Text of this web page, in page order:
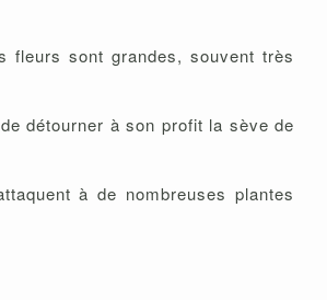
fleurs sont grandes, souvent très
détourner à son profit la sève de
à de nombreuses plantes